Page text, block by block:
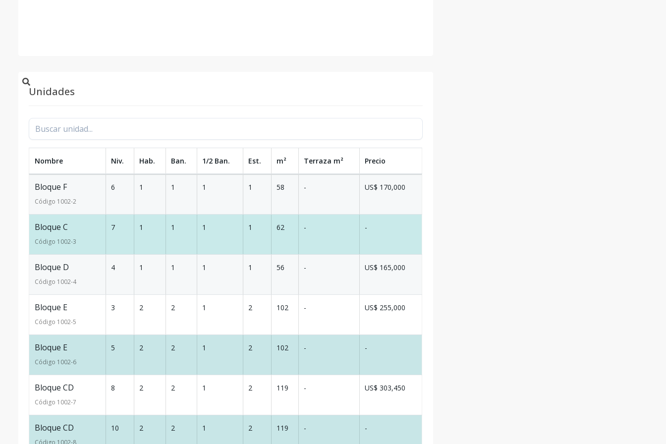
Unidades
Nombre Niv. Hab. Ban. 1/2 Ban. Est. m² Terraza m² Precio
Bloque F
Código 1002-2
6 1 1 1 1 58 - US$ 170,000
Bloque C
Código 1002-3
7 1 1 1 1 62 - -
Bloque D
Código 1002-4
4 1 1 1 1 56 - US$ 165,000
Bloque E
Código 1002-5
3 2 2 1 2 102 - US$ 255,000
Bloque E
Código 1002-6
5 2 2 1 2 102 - -
Bloque CD
Código 1002-7
8 2 2 1 2 119 - US$ 303,450
Bloque CD
Código 1002-8
10 2 2 1 2 119 - -